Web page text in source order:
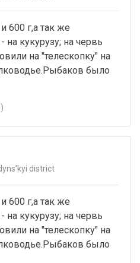
600 г,а так же
на кукурузу; на червь
на "телескопку" на
было
)
district
600 г,а так же
на кукурузу; на червь
на "телескопку" на
было